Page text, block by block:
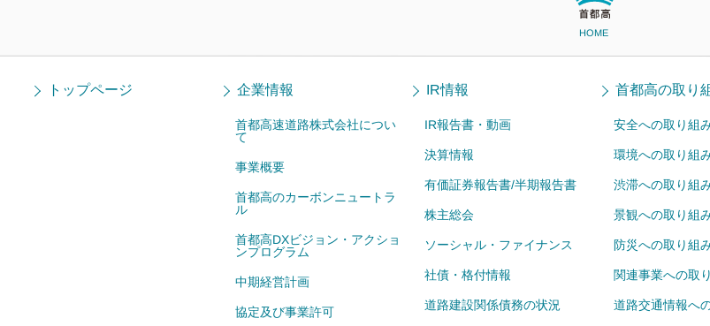
HOME
トップページ 企業情報
首都高速道路株式会社につい
て
事業概要
首都高のカーボンニュートラ
ル
首都高DXビジョン・アクショ
ンプログラム
中期経営計画
協定及び事業許可
IR情報
IR報告書・動画
決算情報
有価証券報告書/半期報告書
株主総会
ソーシャル・ファイナンス
社債・格付情報
道路建設関係債務の状況
首都高の取り
安全への取り組
環境への取り組
渋滞への取り組
景観への取り組
防災への取り組
関連事業への取
道路交通情報へ